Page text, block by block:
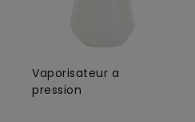
Vaporisateur a
pression